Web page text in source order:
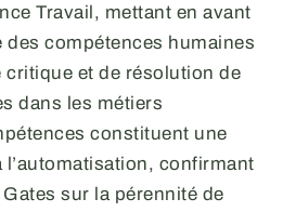
Travail, mettant en avant
des compétences humaines
critique et de résolution de
dans les métiers
constituent une
l’automatisation, confirmant
sur la pérennité de